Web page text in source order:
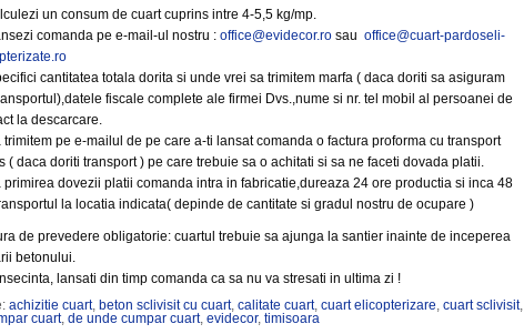
un consum de cuart cuprins intre 4-5,5 kg/mp.
comanda pe e-mail-ul nostru : office@evidecor.ro sau office@cuart-pardoseli-
cantitatea totala dorita si unde vrei sa trimitem marfa ( daca doriti sa asiguram
fiscale complete ale firmei Dvs.,nume si nr. tel mobil al persoanei de
la descarcare.
trimitem pe e-mailul de pe care a-ti lansat comanda o factura proforma cu transport
( daca doriti transport ) pe care trebuie sa o achitati si sa ne faceti dovada platii.
primirea dovezii platii comanda intra in fabricatie,dureaza 24 ore productia si inca 48
la locatia indicata( depinde de cantitate si gradul nostru de ocupare )
de prevedere obligatorie: cuartul trebuie sa ajunga la santier inainte de inceperea
betonului.
lansati din timp comanda ca sa nu va stresati in ultima zi !
achizitie cuart, beton sclivisit cu cuart, calitate cuart, cuart elicopterizare, cuart sclivisit,
cuart, de unde cumpar cuart, evidecor, timisoara